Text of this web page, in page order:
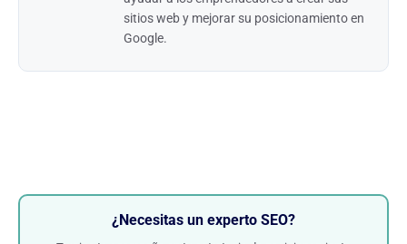
sitios web y mejorar su posicionamiento en
Google.
¿Necesitas un experto SEO?